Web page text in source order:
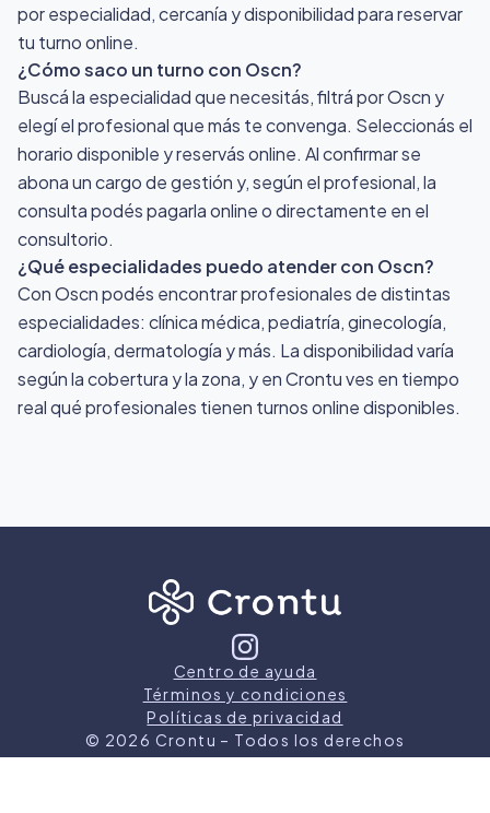
por especialidad, cercanía y disponibilidad para reservar
tu turno online.
¿Cómo saco un turno con Oscn?
Buscá la especialidad que necesitás, filtrá por Oscn y
elegí el profesional que más te convenga. Seleccionás el
horario disponible y reservás online. Al confirmar se
abona un cargo de gestión y, según el profesional, la
consulta podés pagarla online o directamente en el
consultorio.
¿Qué especialidades puedo atender con Oscn?
Con Oscn podés encontrar profesionales de distintas
especialidades: clínica médica, pediatría, ginecología,
cardiología, dermatología y más. La disponibilidad varía
según la cobertura y la zona, y en Crontu ves en tiempo
real qué profesionales tienen turnos online disponibles.
Centro de ayuda
Términos y condiciones
Políticas de privacidad
© 2026 Crontu – Todos los derechos
reservados